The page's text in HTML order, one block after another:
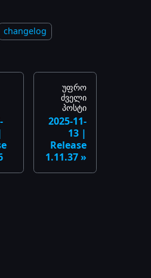
changelog
უფრო
ძველი
პოსტი
2025-11-
13 |
Release
1.11.37